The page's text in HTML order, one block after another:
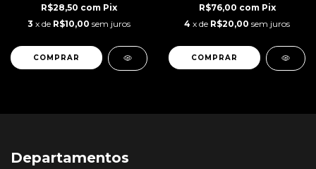
R$28,50 com Pix
3 x de R$10,00 sem juros
R$76,00 com Pix
4 x de R$20,00 sem juros
Departamentos